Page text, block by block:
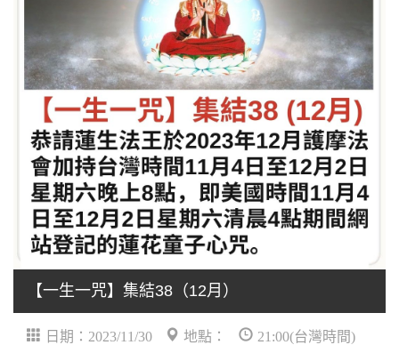
【一生一咒】集結38（12月）
日期：2023/11/30 地點： 21:00(台灣時間)